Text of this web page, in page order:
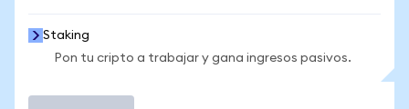
Staking
Pon tu cripto a trabajar y gana ingresos pasivos.